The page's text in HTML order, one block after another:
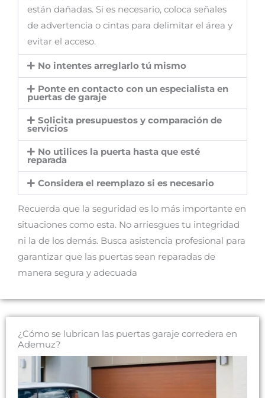
están dañadas. Si es necesario, coloca señales
de advertencia o cintas para delimitar el área y
evitar el acceso.
No intentes arreglarlo tú mismo
Ponte en contacto con un especialista en
puertas de garaje
Solicita presupuestos y comparación de
servicios
No utilices la puerta hasta que esté
reparada
Considera el reemplazo si es necesario
Recuerda que la seguridad es lo más importante en
situaciones como esta. No arriesgues tu integridad
ni la de los demás. Busca asistencia profesional para
garantizar que las puertas sean reparadas de
manera segura y adecuada
¿Cómo se lubrican las puertas garaje corredera en
Ademuz?